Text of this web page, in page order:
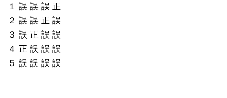
１ 誤 誤 誤 正
２ 誤 誤 正 誤
３ 誤 正 誤 誤
４ 正 誤 誤 誤
５ 誤 誤 誤 誤